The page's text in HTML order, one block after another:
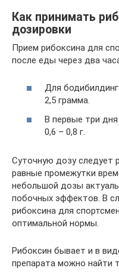
Как принимать
дозировки
Прием рибоксина для
после еды через два
Для
2,5 грамма.
В первые три
0,6 – 0,8 г.
Суточную дозу следует
равные промежутки
небольшой дозы
побочных эффектов. В
рибоксина для
оптимальной нормы.
Рибоксин бывает и в
препарата можно найти